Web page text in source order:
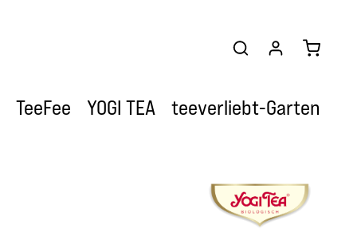
TeeFee YOGI TEA teeverliebt-Garten